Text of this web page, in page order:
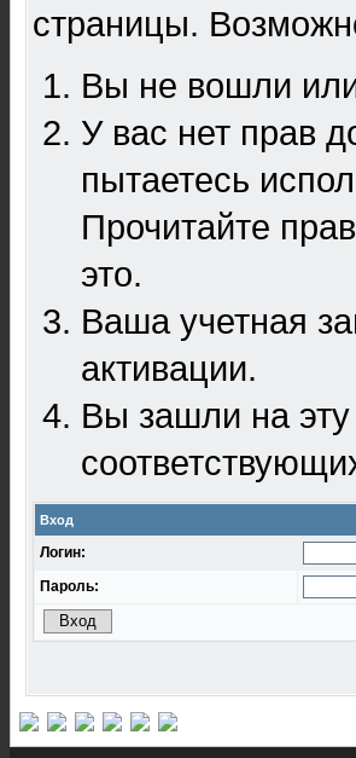
страницы.
Вы не вошли
У вас нет прав
пытаетесь
Прочитайте
это.
Ваша учетная
активации.
Вы зашли на
Вход
Логин:
Пароль: